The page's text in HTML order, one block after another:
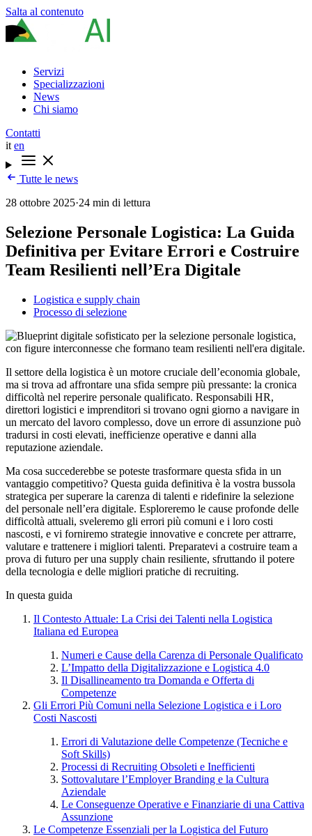
Salta al contenuto
Servizi
Specializzazioni
News
Chi siamo
Contatti
it en
Tutte le news
28 ottobre 2025·24 min di lettura
Selezione Personale Logistica: La Guida
Definitiva per Evitare Errori e Costruire
Team Resilienti nell’Era Digitale
Logistica e supply chain
Processo di selezione
Il settore della logistica è un motore cruciale dell’economia globale,
ma si trova ad affrontare una sfida sempre più pressante: la cronica
difficoltà nel reperire personale qualificato. Responsabili HR,
direttori logistici e imprenditori si trovano ogni giorno a navigare in
un mercato del lavoro complesso, dove un errore di assunzione può
tradursi in costi elevati, inefficienze operative e danni alla
reputazione aziendale.
Ma cosa succederebbe se poteste trasformare questa sfida in un
vantaggio competitivo? Questa guida definitiva è la vostra bussola
strategica per superare la carenza di talenti e ridefinire la selezione
del personale nell’era digitale. Esploreremo le cause profonde delle
difficoltà attuali, sveleremo gli errori più comuni e i loro costi
nascosti, e vi forniremo strategie innovative e concrete per attrarre,
valutare e trattenere i migliori talenti. Preparatevi a costruire team a
prova di futuro per una supply chain resiliente, sfruttando il potere
della tecnologia e delle migliori pratiche di recruiting.
In questa guida
Il Contesto Attuale: La Crisi dei Talenti nella Logistica
Italiana ed Europea
Numeri e Cause della Carenza di Personale Qualificato
L’Impatto della Digitalizzazione e Logistica 4.0
Il Disallineamento tra Domanda e Offerta di
Competenze
Gli Errori Più Comuni nella Selezione Logistica e i Loro
Costi Nascosti
Errori di Valutazione delle Competenze (Tecniche e
Soft Skills)
Processi di Recruiting Obsoleti e Inefficienti
Sottovalutare l’Employer Branding e la Cultura
Aziendale
Le Conseguenze Operative e Finanziarie di una Cattiva
Assunzione
Le Competenze Essenziali per la Logistica del Futuro